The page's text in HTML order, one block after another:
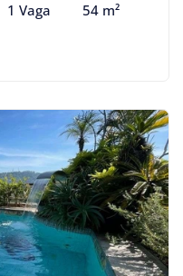
1 Vaga 54 m²